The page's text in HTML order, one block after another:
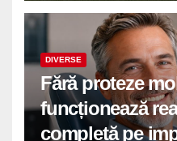
DIVERSE
Fără proteze
funcționează
completă pe